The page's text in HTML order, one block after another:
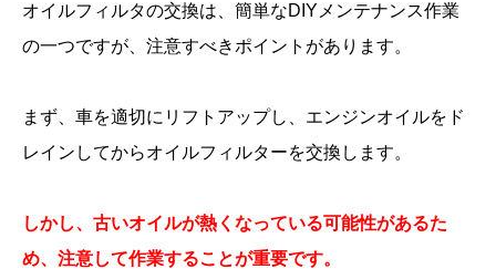
オイルフィルタの交換は、簡単なDIYメンテナンス作業
の一つですが、注意すべきポイントがあります。
まず、車を適切にリフトアップし、エンジンオイルをド
レインしてからオイルフィルターを交換します。
しかし、古いオイルが熱くなっている可能性があるた
め、注意して作業することが重要です。